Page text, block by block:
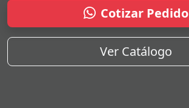
Cotizar Pedido
Ver Catálogo